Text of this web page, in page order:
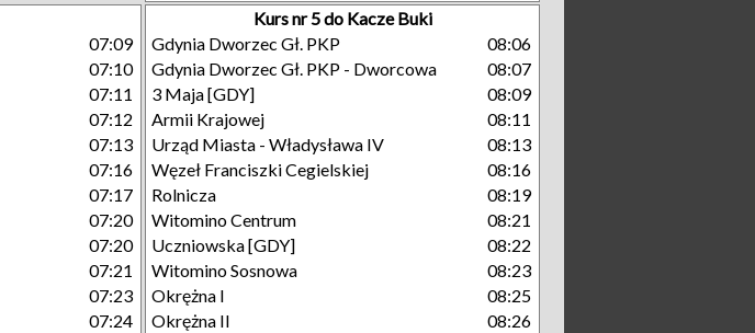
07:09
07:10
07:11
07:12
07:13
07:16
07:17
07:20
07:20
07:21
07:23
07:24
Kurs nr 5 do Kacze Buki
Gdynia Dworzec Gł. PKP
08:06
Gdynia Dworzec Gł. PKP - Dworcowa
08:07
3 Maja [GDY]
08:09
Armii Krajowej
08:11
Urząd Miasta - Władysława IV
08:13
Węzeł Franciszki Cegielskiej
08:16
Rolnicza
08:19
Witomino Centrum
08:21
Uczniowska [GDY]
08:22
Witomino Sosnowa
08:23
Okrężna I
08:25
Okrężna II
08:26